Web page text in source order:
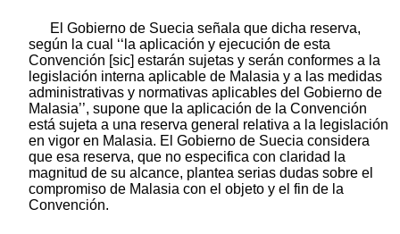
El Gobierno de Suecia señala que dicha reserva,
según la cual ‘‘la aplicación y ejecución de esta
Convención [sic] estarán sujetas y serán conformes a la
legislación interna aplicable de Malasia y a las medidas
administrativas y normativas aplicables del Gobierno de
Malasia’’, supone que la aplicación de la Convención
está sujeta a una reserva general relativa a la legislación
en vigor en Malasia. El Gobierno de Suecia considera
que esa reserva, que no especifica con claridad la
magnitud de su alcance, plantea serias dudas sobre el
compromiso de Malasia con el objeto y el fin de la
Convención.